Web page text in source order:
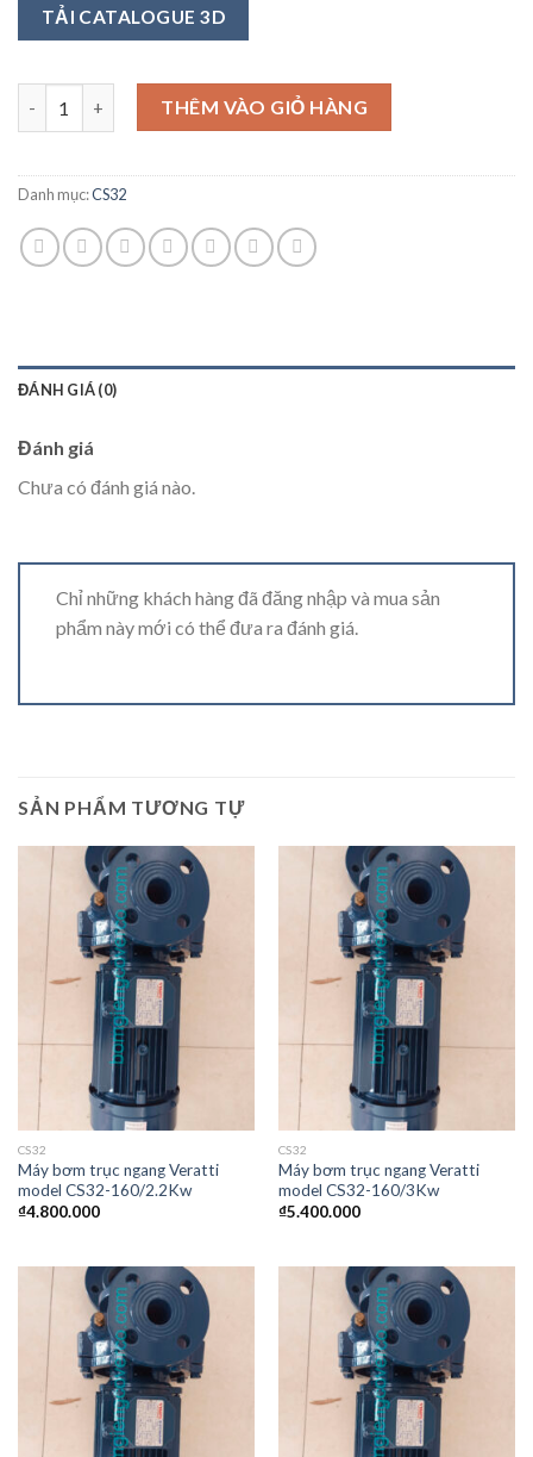
TẢI CATALOGUE 3D
THÊM VÀO GIỎ HÀNG
Danh mục:CS32
ĐÁNH GIÁ (0)
Đánh giá
Chưa có đánh giá nào.
Chỉ những khách hàng đã đăng nhập và mua sản
phẩm này mới có thể đưa ra đánh giá.
SẢN PHẨM TƯƠNG TỰ
CS32
Máy bơm trục ngang Veratti
model CS32-160/2.2Kw
₫4.800.000
CS32
Máy bơm trục ngang Veratti
model CS32-160/3Kw
₫5.400.000